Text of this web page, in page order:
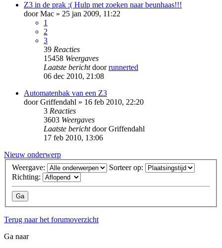
Z3 in de prak :( Hulp met zoeken naar beunhaas!!!
doorMac » 25 jan 2009, 11:22
1
2
3
39 Reacties
15458 Weergaves
Laatste berichtdoorrunnerted
06 dec 2010, 21:08
Automatenbak van een Z3
doorGriffendahl » 16 feb 2010, 22:20
3 Reacties
3603 Weergaves
Laatste berichtdoorGriffendahl
17 feb 2010, 13:06
Nieuw onderwerp
Weergave:
Sorteer op:
Richting:
Terug naar het forumoverzicht
Ga naar